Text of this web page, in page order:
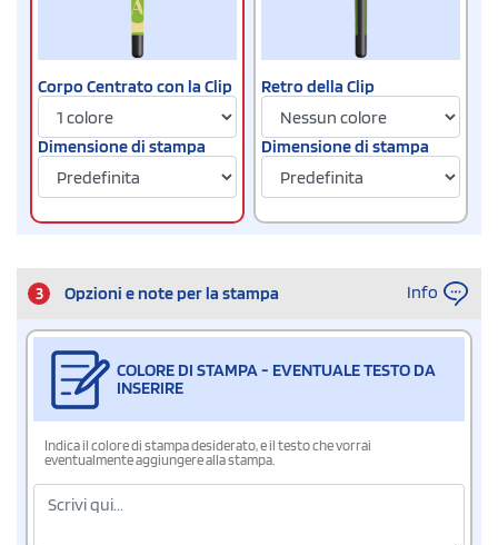
Corpo Centrato con la Clip
Dimensione di stampa
Retro della Clip
Dimensione di stampa
3 Opzioni e note per la stampa Info
COLORE DI STAMPA - EVENTUALE TESTO DA
INSERIRE
Indica il colore di stampa desiderato, e il testo che vorrai
eventualmente aggiungere alla stampa.